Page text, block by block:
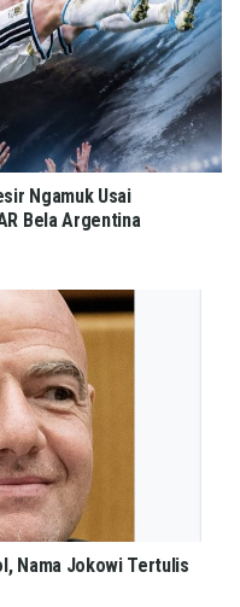
Ngamuk Usai
Bela Argentina
Nama Jokowi Tertulis